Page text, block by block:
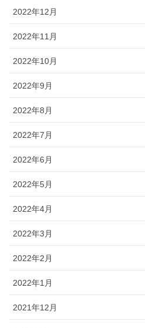
2022年12月
2022年11月
2022年10月
2022年9月
2022年8月
2022年7月
2022年6月
2022年5月
2022年4月
2022年3月
2022年2月
2022年1月
2021年12月